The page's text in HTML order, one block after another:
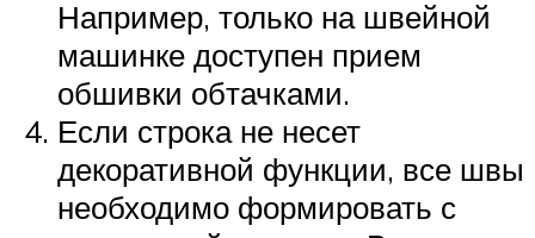
Например, только на швейной
машинке доступен прием
обшивки обтачками.
Если строка не несет
декоративной функции, все швы
необходимо формировать с